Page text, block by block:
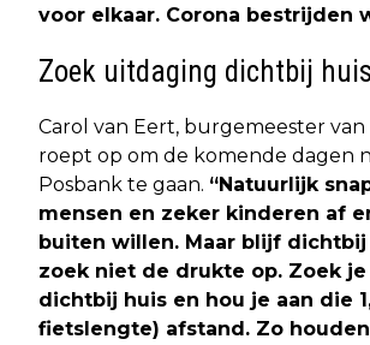
voor elkaar. Corona bestrijden
Zoek uitdaging dichtbij huis
Carol van Eert, burgemeester van
roept op om de komende dagen
Posbank te gaan. “Natuurlijk
mensen en zeker kinderen af
buiten willen. Maar blijf dichtbij
zoek niet de drukte op. Zoek
dichtbij huis en hou je aan die
fietslengte) afstand. Zo